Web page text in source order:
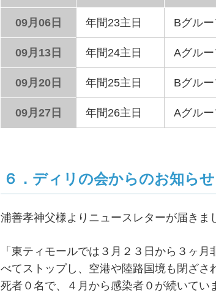
09月06日 年間23主日 Bグルー
09月13日 年間24主日 Aグルー
09月20日 年間25主日 Bグルー
09月27日 年間26主日 Aグルー
６．ディリの会からのお知らせ
浦善孝神父様よりニュースレターが届きま
「東ティモールでは３月２３日から３ヶ
べてストップし、空港や陸路国境も閉ざさ
死者０名で、４月から感染者０が続いて